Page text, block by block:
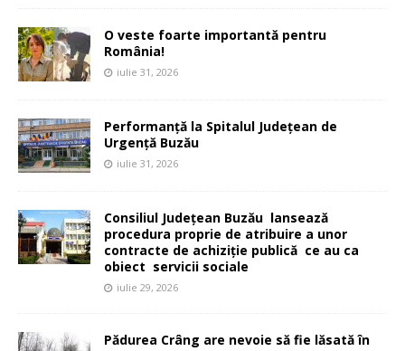
O veste foarte importantă pentru
România!
iulie 31, 2026
Performanță la Spitalul Județean de
Urgență Buzău
iulie 31, 2026
Consiliul Județean Buzău lansează
procedura proprie de atribuire a unor
contracte de achiziție publică ce au ca
obiect servicii sociale
iulie 29, 2026
Pădurea Crâng are nevoie să fie lăsată în